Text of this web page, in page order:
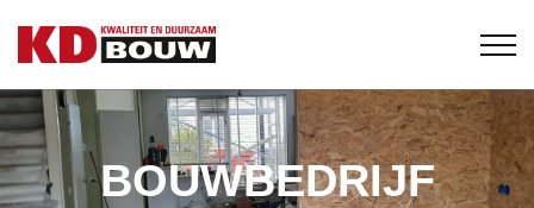
BOUWBEDRIJF